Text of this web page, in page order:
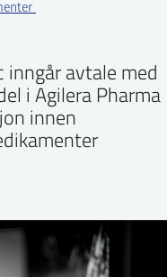
inngår avtale med
i Agilera Pharma
innen